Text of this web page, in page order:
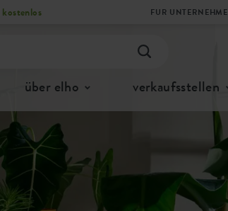
kostenlos FUR
über elho verkaufsstellen